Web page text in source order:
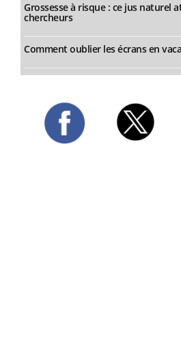
Grossesse à risque : ce jus naturel
chercheurs
Comment oublier les écrans en